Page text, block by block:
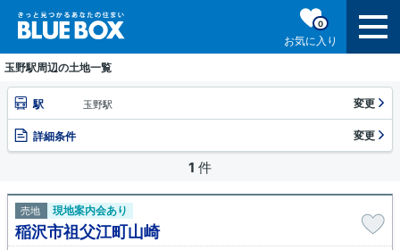
お気に入り
0
玉野駅周辺の土地一覧
駅 玉野駅 変更
詳細条件 変更
1 件
売地 現地案内会あり
稲沢市祖父江町山崎